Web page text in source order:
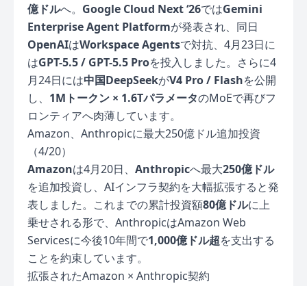
億ドルへ。 Google Cloud Next ‘26ではGemini
Enterprise Agent Platformが発表され、同日
OpenAIはWorkspace Agentsで対抗、4月23日に
はGPT-5.5 / GPT-5.5 Proを投入しました。さらに4
月24日には中国DeepSeekがV4 Pro / Flashを公開
し、 1Mトークン × 1.6TパラメータのMoEで再びフ
ロンティアへ肉薄しています。
Amazon、Anthropicに最大250億ドル追加投資
（4/20）
Amazonは4月20日、 Anthropicへ最大250億ドル
を追加投資し、AIインフラ契約を大幅拡張すると発
表しました。これまでの累計投資額80億ドルに上
乗せされる形で、AnthropicはAmazon Web
Servicesに今後10年間で1,000億ドル超を支出する
ことを約束しています。
拡張されたAmazon × Anthropic契約